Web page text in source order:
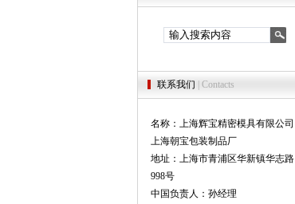
联系我们 | Contacts
名称：上海辉宝精密模具有限公司
上海朝宝包装制品厂
地址：上海市青浦区华新镇华志路
998号
中国负责人：孙经理